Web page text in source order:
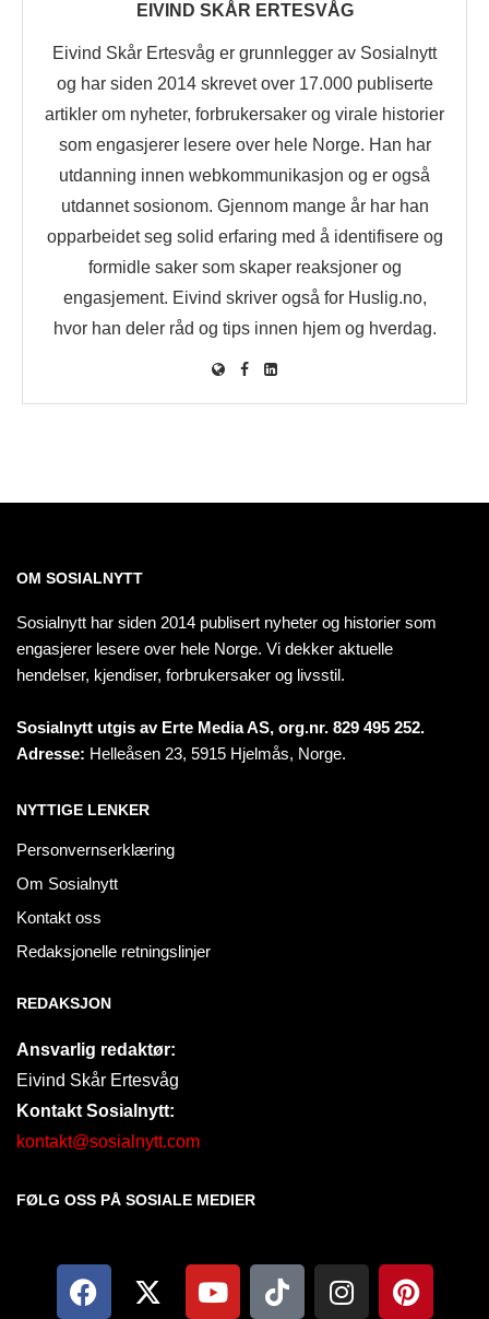
EIVIND SKÅR ERTESVÅG
Eivind Skår Ertesvåg er grunnlegger av Sosialnytt
og har siden 2014 skrevet over 17.000 publiserte
artikler om nyheter, forbrukersaker og virale historier
som engasjerer lesere over hele Norge. Han har
utdanning innen webkommunikasjon og er også
utdannet sosionom. Gjennom mange år har han
opparbeidet seg solid erfaring med å identifisere og
formidle saker som skaper reaksjoner og
engasjement. Eivind skriver også for Huslig.no,
hvor han deler råd og tips innen hjem og hverdag.
OM SOSIALNYTT
Sosialnytt har siden 2014 publisert nyheter og historier som
engasjerer lesere over hele Norge. Vi dekker aktuelle
hendelser, kjendiser, forbrukersaker og livsstil.
Sosialnytt utgis av Erte Media AS, org.nr. 829 495 252.
Adresse: Helleåsen 23, 5915 Hjelmås, Norge.
NYTTIGE LENKER
Personvernserklæring
Om Sosialnytt
Kontakt oss
Redaksjonelle retningslinjer
REDAKSJON
Ansvarlig redaktør:
Eivind Skår Ertesvåg
Kontakt Sosialnytt:
kontakt@sosialnytt.com
FØLG OSS PÅ SOSIALE MEDIER​